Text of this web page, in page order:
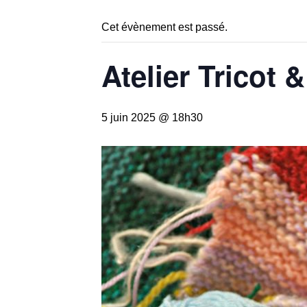
Cet évènement est passé.
Atelier Tricot
5 juin 2025 @ 18h30